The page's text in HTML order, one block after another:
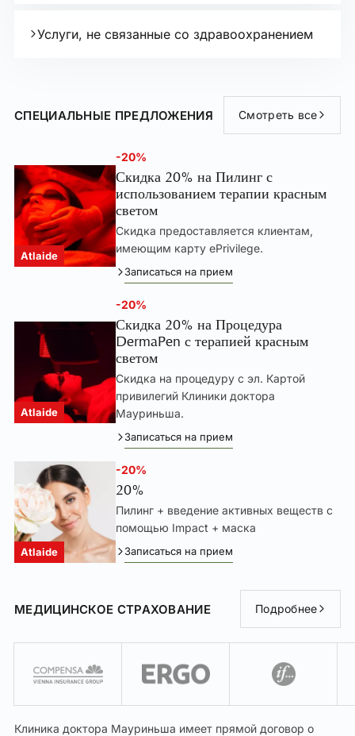
Услуги, не связанные со здравоохранением
СПЕЦИАЛЬНЫЕ ПРЕДЛОЖЕНИЯ Смотреть все
Atlaide
-20%
Скидка 20% на Пилинг с
использованием терапии красным
светом
Скидка предоставляется клиентам,
имеющим карту ePrivilege.
Записаться на прием
Atlaide
-20%
Скидка 20% на Процедура
DermaPen с терапией красным
светом
Скидка на процедуру с эл. Картой
привилегий Клиники доктора
Мауриньша.
Записаться на прием
Atlaide
-20%
20%
Пилинг + введение активных веществ с
помощью Impact + маска
Записаться на прием
МЕДИЦИНСКОЕ СТРАХОВАНИЕ Подробнее
Клиника доктора Мауриньша имеет прямой договор о